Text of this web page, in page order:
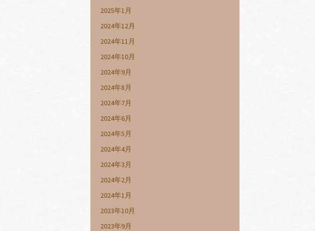
2025年1月
2024年12月
2024年11月
2024年10月
2024年9月
2024年8月
2024年7月
2024年6月
2024年5月
2024年4月
2024年3月
2024年2月
2024年1月
2023年10月
2023年9月